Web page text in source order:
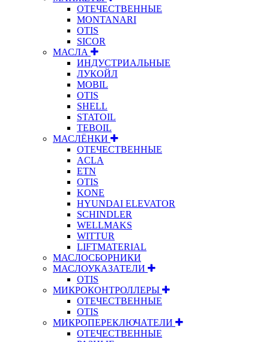
ОТЕЧЕСТВЕННЫЕ
MONTANARI
OTIS
SICOR
МАСЛА
ИНДУСТРИАЛЬНЫЕ
ЛУКОЙЛ
MOBIL
OTIS
SHELL
STATOIL
TEBOIL
МАСЛЁНКИ
ОТЕЧЕСТВЕННЫЕ
ACLA
ETN
OTIS
KONE
HYUNDAI ELEVATOR
SCHINDLER
WELLMAKS
WITTUR
LIFTMATERIAL
МАСЛОСБОРНИКИ
МАСЛОУКАЗАТЕЛИ
OTIS
МИКРОКОНТРОЛЛЕРЫ
ОТЕЧЕСТВЕННЫЕ
OTIS
МИКРОПЕРЕКЛЮЧАТЕЛИ
ОТЕЧЕСТВЕННЫЕ